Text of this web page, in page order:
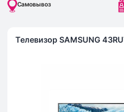
Самовывоз
Телевизор SAMSUNG